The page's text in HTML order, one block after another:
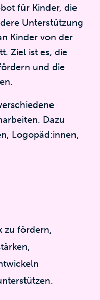
für Kinder, die
Unterstützung
Kinder von der
Ziel ist es, die
und die
Dazu
Logopäd:innen,
zu fördern,